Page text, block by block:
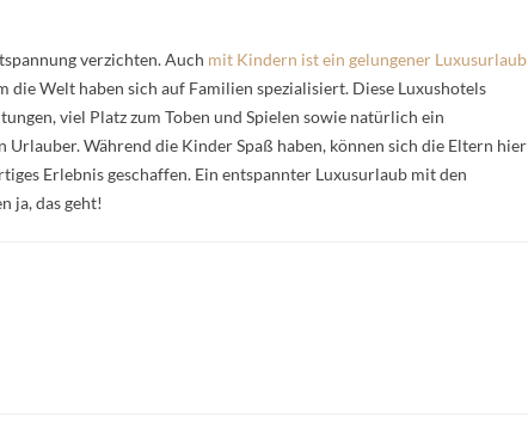
verzichten. Auch mit Kindern ist ein gelungener Luxusurlaub
die Welt haben sich auf Familien spezialisiert. Diese Luxushotels
viel Platz zum Toben und Spielen sowie natürlich ein
Während die Kinder Spaß haben, können sich die Eltern hier
Erlebnis geschaffen. Ein entspannter Luxusurlaub mit den
ja, das geht!